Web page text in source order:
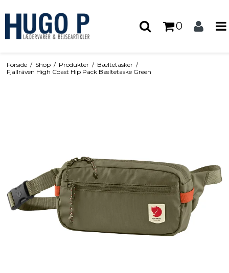
0
Forside / Shop / Produkter / Bæltetasker /
Fjällräven High Coast Hip Pack Bæltetaske Green